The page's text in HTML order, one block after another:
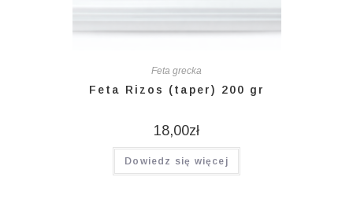
Feta grecka
Feta Rizos (taper) 200 gr
18,00zł
Dowiedz się więcej